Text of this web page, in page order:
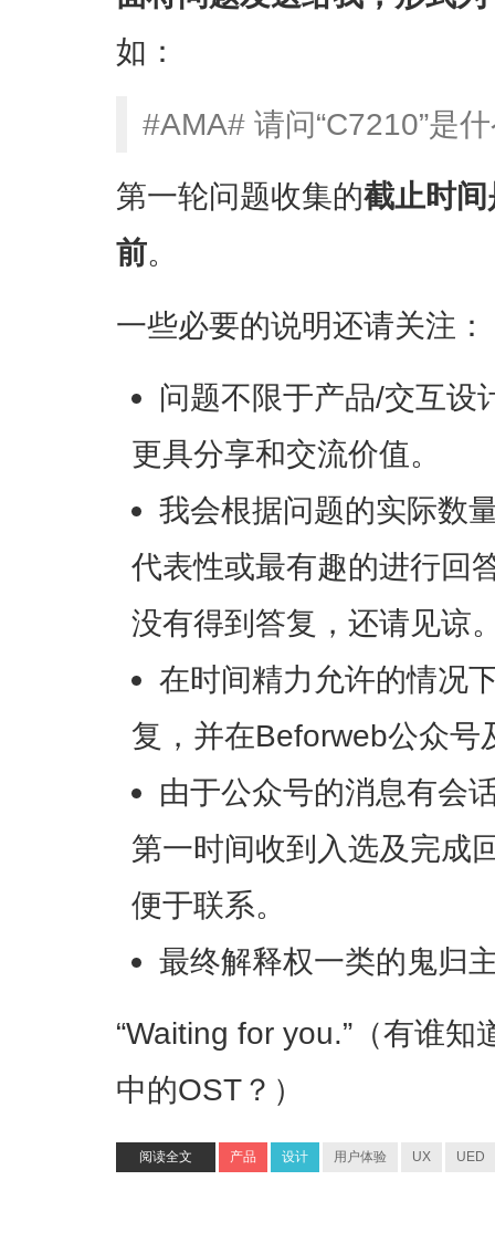
如：
#AMA# 请问“C7210”是
第一轮问题收集的截止时
前。
一些必要的说明还请关注：
问题不限于产品/交互设
更具分享和交流价值。
我会根据问题的实际数
代表性或最有趣的进行回
没有得到答复，还请见谅
在时间精力允许的情况
复，并在Beforweb公众号
由于公众号的消息有会
第一时间收到入选及完成
便于联系。
最终解释权一类的鬼归
“Waiting for you.”（有谁
中的OST？）
阅读全文 产品 设计 用户体验 UX UED